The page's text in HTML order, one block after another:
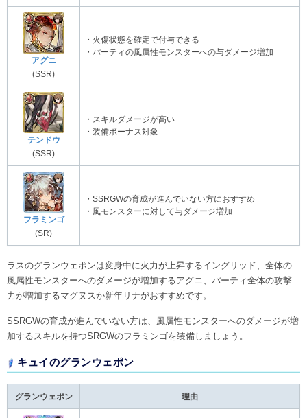
アグニ
(SSR)
・火傷状態を確定で付与できる
・パーティの風属性モンスターへの与ダメージ増加
テンドウ
(SSR)
・スキルダメージが高い
・装備ボーナス対象
フラミンゴ
(SR)
・SSRGWの育成が進んでいない方におすすめ
・風モンスターに対して与ダメージ増加
ラスのグランウェポンは変身中に火力が上昇するイングリッド、全体の
風属性モンスターへのダメージが増加するアグニ、パーティ全体の攻撃
力が増加するマグヌスか新年リナがおすすめです。
SSRGWの育成が進んでいない方は、風属性モンスターへのダメージが増
加するスキルを持つSRGWのフラミンゴを装備しましょう。
キュイのグランウェポン
グランウェポン 理由